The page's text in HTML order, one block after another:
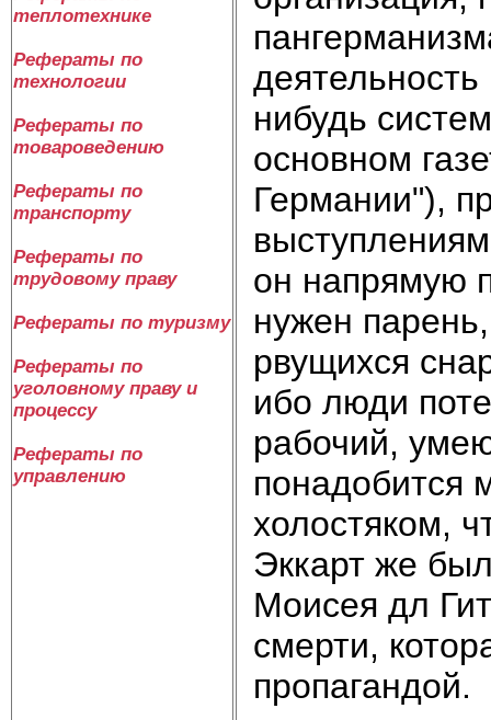
теплотехнике
Рефераты по
технологии
Рефераты по
товароведению
Рефераты по
транспорту
Рефераты по
трудовому праву
Рефераты по туризму
Рефераты по
уголовному праву и
процессу
Рефераты по
управлению
нибудь
основном
Германии"),
он напрямую
нужен
рвущихся
ибо люди
рабочий,
понадобится
холостяком,
Эккарт же
Моисея дл
смерти,
пропагандой.